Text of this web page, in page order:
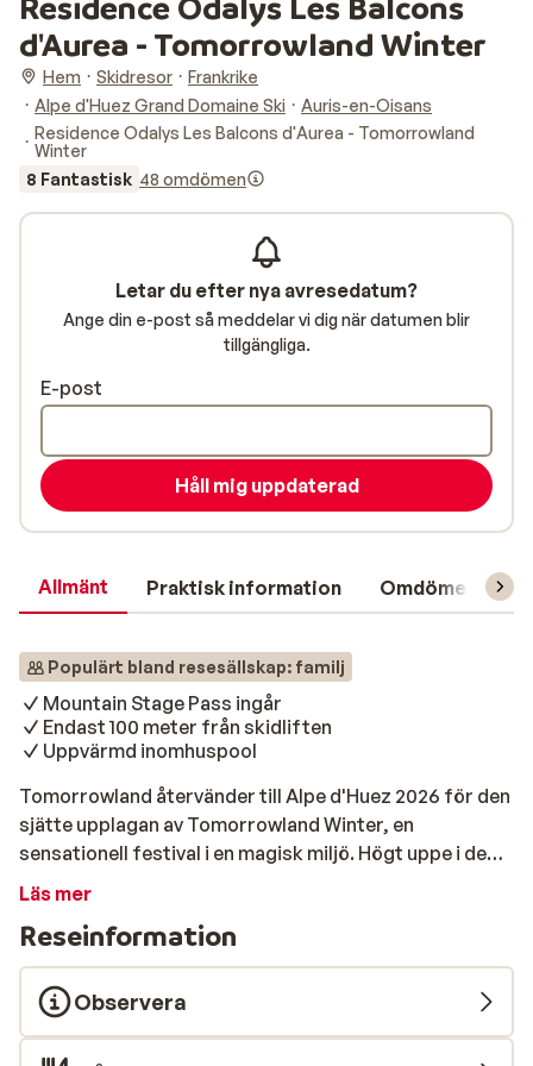
d'Aurea - Tomorrowland Winter
Hem Skidresor
Frankrike
Alpe d'Huez Grand Domaine Ski
Auris-en-Oisans
Residence Odalys Les Balcons d'Aurea - Tomorrowland
Winter
8 Fantastisk 48 omdömen
Allmänt Praktisk information Omdömen
Populärt bland resesällskap: familj
Mountain Stage Pass ingår
Endast 100 meter från skidliften
Uppvärmd inomhuspool
Tomorrowland återvänder till Alpe d'Huez 2026 för den
sjätte upplagan av Tomorrowland Winter, en
sensationell festival i en magisk miljö. Högt uppe i de
vackra franska Alperna kommer festivalbesökare från
snowboardåkning och fest i en skidort som
förvandlats till en enorm festivalplats. Välj mellan en
upplevelse på 5 (tisdag - lördag) eller 8 (lördag - lördag)
dagar. Alla paket inkluderar ett Mountain Stage-pass,
boende och liftkort. Residence Odalys Les Balcons
Läs mer
Reseinformation
Observera
Letar du efter nya avresedatum?
Ange din e-post så meddelar vi dig när datumen blir
tillgängliga.
E-post
Håll mig uppdaterad